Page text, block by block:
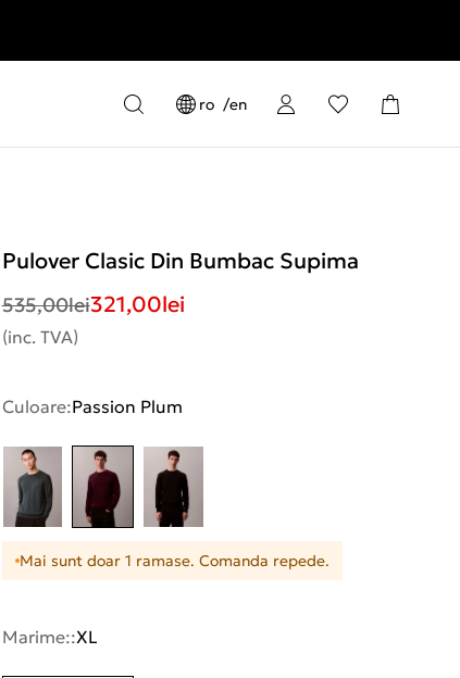
ro en
Pulover Clasic Din Bumbac Supima
535,00lei321,00lei
(inc. TVA)
Culoare:Passion Plum
Mai sunt doar 1 ramase. Comanda repede.
Marime::XL